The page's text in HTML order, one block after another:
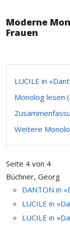
Moderne
Frauen
LUCILE in
Monolog lesen
Weitere
Seite 4 von 4
Büchner, Georg
DANTON in
LUCILE in
LUCILE in